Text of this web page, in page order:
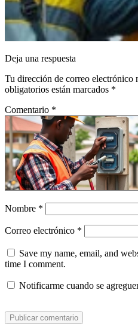
Deja una respuesta
Tu dirección de correo electrónico
obligatorios están marcados *
Comentario *
Nombre *
Correo electrónico *
Save my name, email, and
time I comment.
Notificarme cuando se